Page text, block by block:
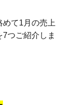
て1月の売上
つご紹介しま